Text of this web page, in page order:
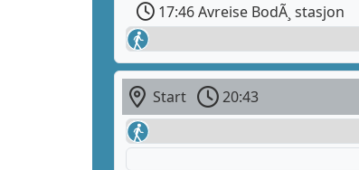
17:46 Avreise BodÃ¸ stasjon
Start 20:43